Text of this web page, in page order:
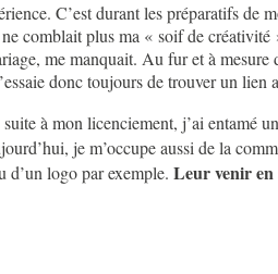
C’est durant les préparatifs
comblait plus ma « soif de
me manquait. Au fur et à
donc toujours de trouver un lien
suite à mon licenciement, j’ai entamé
je m’occupe aussi de la
d’un logo par exemple. Leur venir